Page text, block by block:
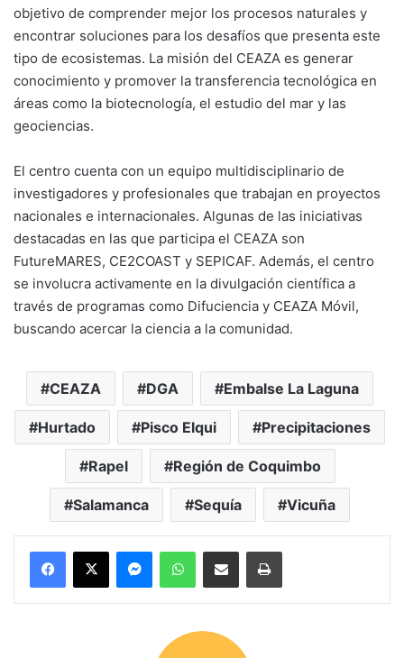
objetivo de comprender mejor los procesos naturales y
encontrar soluciones para los desafíos que presenta este
tipo de ecosistemas. La misión del CEAZA es generar
conocimiento y promover la transferencia tecnológica en
áreas como la biotecnología, el estudio del mar y las
geociencias.
El centro cuenta con un equipo multidisciplinario de
investigadores y profesionales que trabajan en proyectos
nacionales e internacionales. Algunas de las iniciativas
destacadas en las que participa el CEAZA son
FutureMARES, CE2COAST y SEPICAF. Además, el centro
se involucra activamente en la divulgación científica a
través de programas como Difuciencia y CEAZA Móvil,
buscando acercar la ciencia a la comunidad.
CEAZA DGA Embalse La Laguna
Hurtado Pisco Elqui Precipitaciones
Rapel Región de Coquimbo
Salamanca Sequía Vicuña
MessengerWhatsAppCompartir por correo electrónicoImprimir